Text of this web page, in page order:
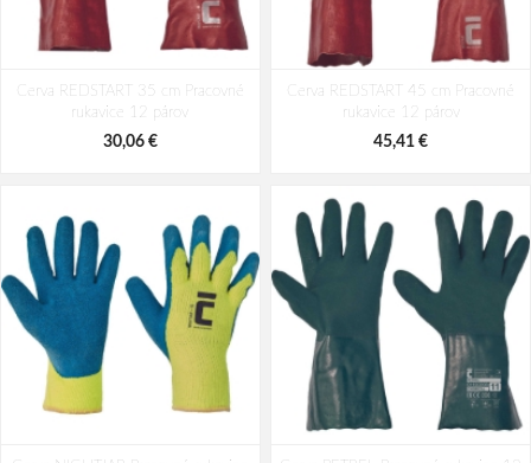
Cerva REDSTART 35 cm Pracovné
rukavice 12 párov
30,06 €
Cerva REDSTART 45 cm Pracovné
rukavice 12 párov
45,41 €